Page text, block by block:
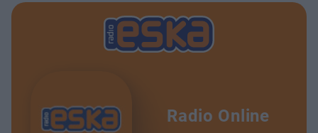
Radio Online